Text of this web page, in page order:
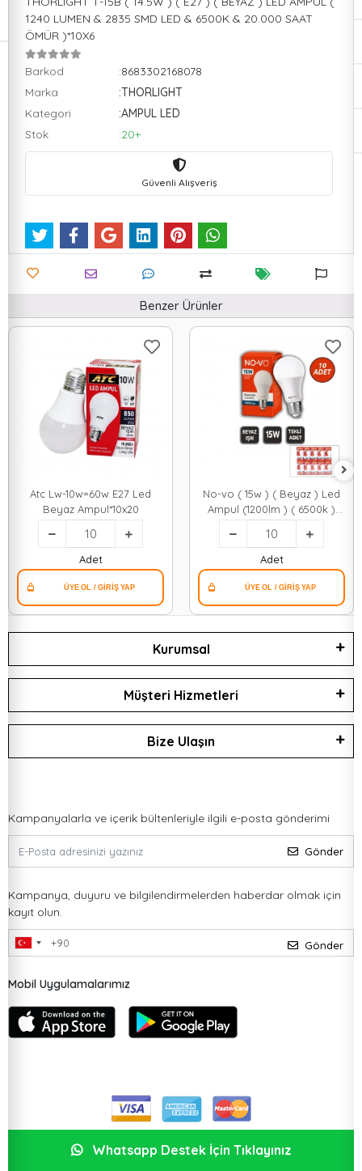
1240 LUMEN & 2835 SMD LED & 6500K & 20.000 SAAT
ÖMÜR )*10X6
Barkod
:8683302168078
Marka
:THORLIGHT
Kategori
:AMPUL LED
Stok
:20+
Güvenli Alışveriş
Benzer Ürünler
Atc Lw-10w=60w E27 Led
Beyaz Ampul*10x20
Adet
No-vo ( 15w ) ( Beyaz ) Led
Ampul (1200lm ) ( 6500k )
(15.000 Saat Ömür)*10x20
Adet
Kurumsal
Müşteri Hizmetleri
Bize Ulaşın
Kampanyalarla ve içerik bültenleriyle ilgili e-posta gönderimi
Gönder
Kampanya, duyuru ve bilgilendirmelerden haberdar olmak için
kayıt olun.
Gönder
Mobil Uygulamalarımız
Whatsapp Destek İçin Tıklayınız